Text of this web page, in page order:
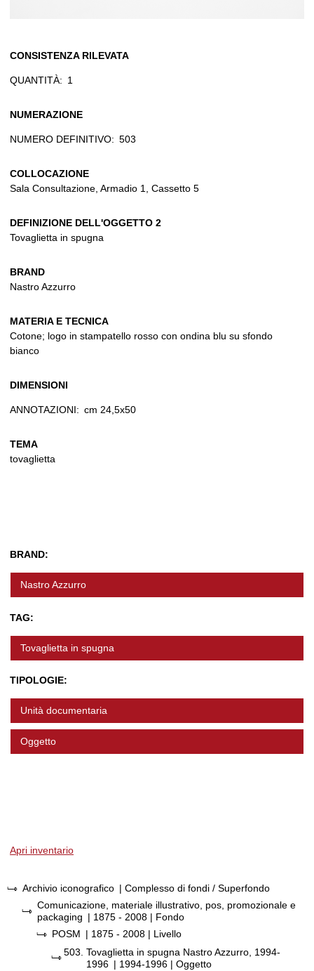
CONSISTENZA RILEVATA
QUANTITÀ: 1
NUMERAZIONE
NUMERO DEFINITIVO: 503
COLLOCAZIONE
Sala Consultazione, Armadio 1, Cassetto 5
DEFINIZIONE DELL'OGGETTO 2
Tovaglietta in spugna
BRAND
Nastro Azzurro
MATERIA E TECNICA
Cotone; logo in stampatello rosso con ondina blu su sfondo
bianco
DIMENSIONI
ANNOTAZIONI: cm 24,5x50
TEMA
tovaglietta
BRAND:
Nastro Azzurro
TAG:
Tovaglietta in spugna
TIPOLOGIE:
Unità documentaria
Oggetto
Apri inventario
Archivio iconografico | Complesso di fondi / Superfondo
Comunicazione, materiale illustrativo, pos, promozionale e
packaging | 1875 - 2008 | Fondo
POSM | 1875 - 2008 | Livello
503. Tovaglietta in spugna Nastro Azzurro, 1994-
1996 | 1994-1996 | Oggetto